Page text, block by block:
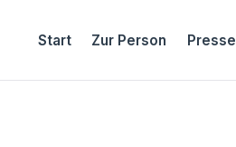
Start Zur Person